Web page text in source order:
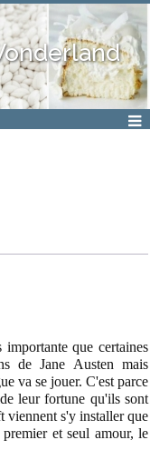
que certaines
de Jane Austen mais
va se jouer. C'est parce
leur fortune qu'ils sont
viennent s'y installer que
et seul amour, le